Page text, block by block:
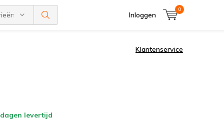
Inloggen
0
Klantenservice
levertijd